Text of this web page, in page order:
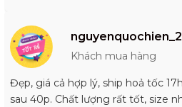
Khách mua hàng
Đẹp, giá cả hợp lý, ship hoả tốc
sau 40p. Chất lượng rất tốt, size